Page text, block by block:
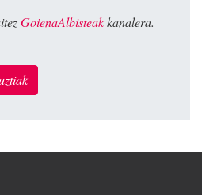
GoienaAlbisteakkanalera.